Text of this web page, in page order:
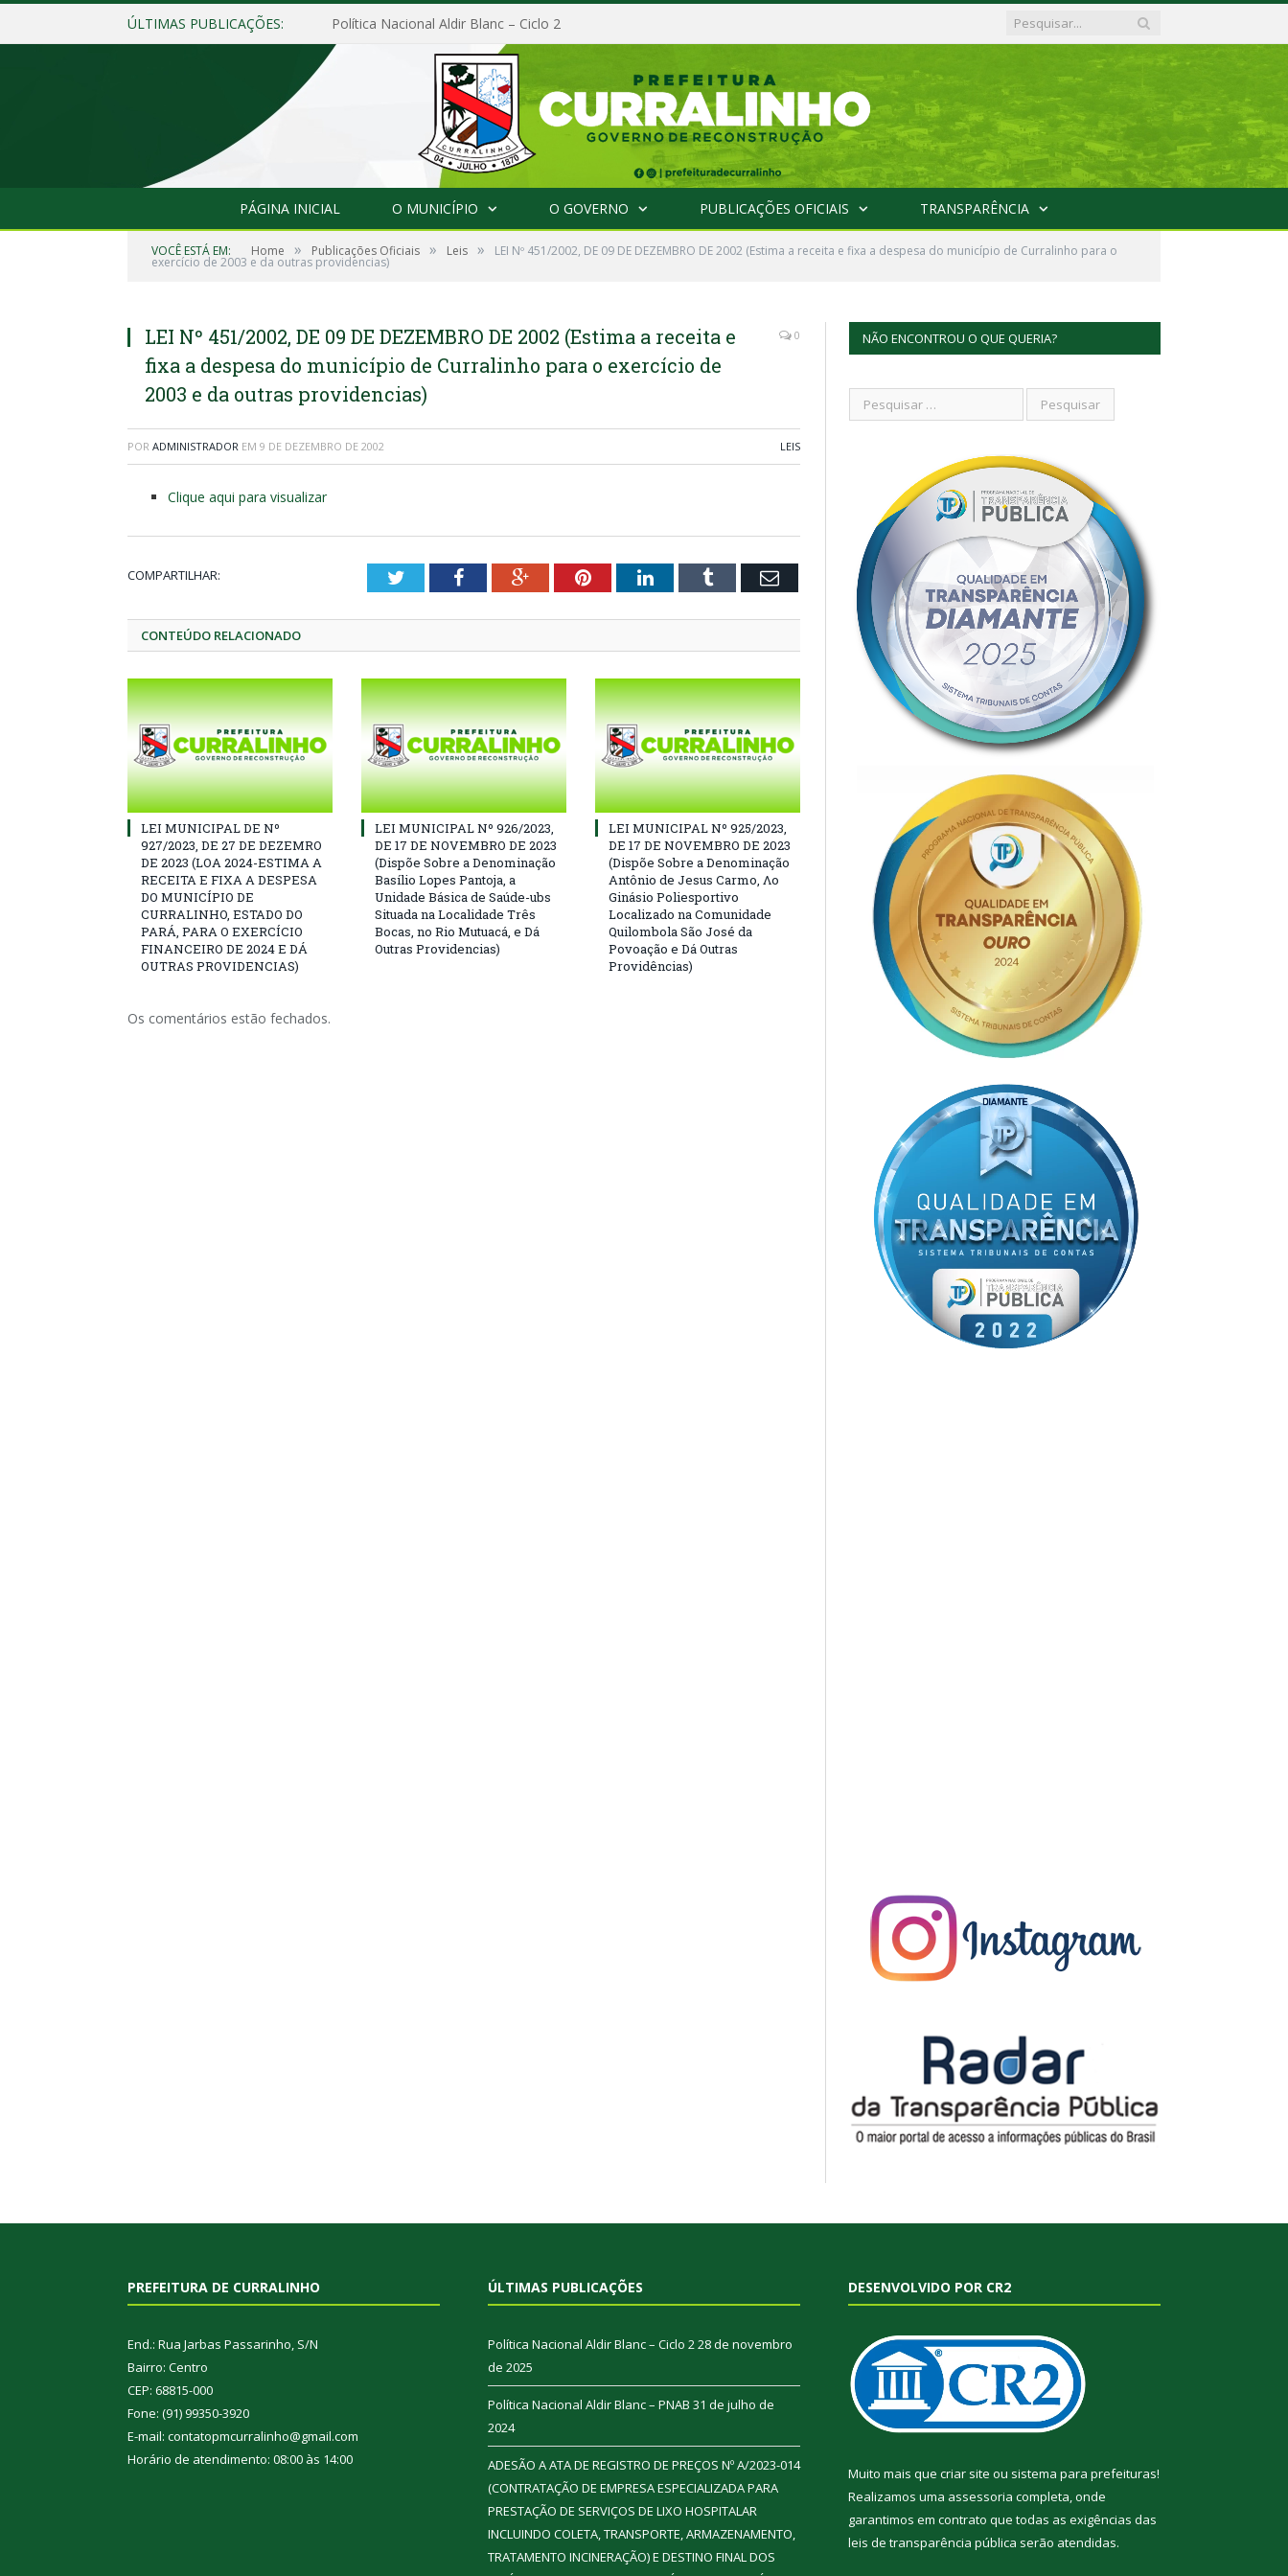
ÚLTIMAS PUBLICAÇÕES: Política Nacional Aldir Blanc – Ciclo 2
PÁGINA INICIAL O MUNICÍPIO O GOVERNO PUBLICAÇÕES OFICIAIS TRANSPARÊNCIA
VOCÊ ESTÁ EM: Home » Publicações Oficiais » Leis » LEI Nº 451/2002, DE 09 DE DEZEMBRO DE 2002 (Estima a receita e fixa a despesa do município de Curralinho para o
exercício de 2003 e da outras providencias)
LEI Nº 451/2002, DE 09 DE DEZEMBRO DE 2002 (Estima a receita e
fixa a despesa do município de Curralinho para o exercício de
2003 e da outras providencias)
0
POR ADMINISTRADOR EM 9 DE DEZEMBRO DE 2002 LEIS
Clique aqui para visualizar
COMPARTILHAR: TwitterFacebookGoogle+PinterestLinkedInTumblr Email
CONTEÚDO RELACIONADO
LEI MUNICIPAL DE Nº
927/2023, DE 27 DE DEZEMRO
DE 2023 (LOA 2024-ESTIMA A
RECEITA E FIXA A DESPESA
DO MUNICÍPIO DE
CURRALINHO, ESTADO DO
PARÁ, PARA O EXERCÍCIO
FINANCEIRO DE 2024 E DÁ
OUTRAS PROVIDENCIAS)
LEI MUNICIPAL Nº 926/2023,
DE 17 DE NOVEMBRO DE 2023
(Dispõe Sobre a Denominação
Basílio Lopes Pantoja, a
Unidade Básica de Saúde-ubs
Situada na Localidade Três
Bocas, no Rio Mutuacá, e Dá
Outras Providencias)
LEI MUNICIPAL Nº 925/2023,
DE 17 DE NOVEMBRO DE 2023
(Dispõe Sobre a Denominação
Antônio de Jesus Carmo, Λο
Ginásio Poliesportivo
Localizado na Comunidade
Quilombola São José da
Povoação e Dá Outras
Providências)
Os comentários estão fechados.
NÃO ENCONTROU O QUE QUERIA?
PREFEITURA DE CURRALINHO
End.: Rua Jarbas Passarinho, S/N
Bairro: Centro
CEP: 68815-000
Fone: (91) 99350-3920
E-mail: contatopmcurralinho@gmail.com
Horário de atendimento: 08:00 às 14:00
ÚLTIMAS PUBLICAÇÕES
Política Nacional Aldir Blanc – Ciclo 228 de novembro
de 2025
Política Nacional Aldir Blanc – PNAB 31 de julho de
2024
ADESÃO A ATA DE REGISTRO DE PREÇOS Nº A/2023-014
(CONTRATAÇÃO DE EMPRESA ESPECIALIZADA PARA
PRESTAÇÃO DE SERVIÇOS DE LIXO HOSPITALAR
INCLUINDO COLETA, TRANSPORTE, ARMAZENAMENTO,
TRATAMENTO INCINERAÇÃO) E DESTINO FINAL DOS
DESENVOLVIDO POR CR2
Muito mais que criar site ou sistema para prefeituras!
Realizamos uma assessoria completa, onde
garantimos em contrato que todas as exigências das
leis de transparência pública serão atendidas.